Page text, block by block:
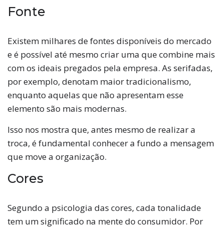
Fonte
Existem milhares de fontes disponíveis do mercado
e é possível até mesmo criar uma que combine mais
com os ideais pregados pela empresa. As serifadas,
por exemplo, denotam maior tradicionalismo,
enquanto aquelas que não apresentam esse
elemento são mais modernas.
Isso nos mostra que, antes mesmo de realizar a
troca, é fundamental conhecer a fundo a mensagem
que move a organização.
Cores
Segundo a psicologia das cores, cada tonalidade
tem um significado na mente do consumidor. Por